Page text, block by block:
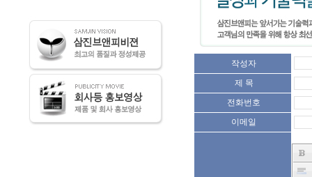
작성자
제 목
전화번호
이메일